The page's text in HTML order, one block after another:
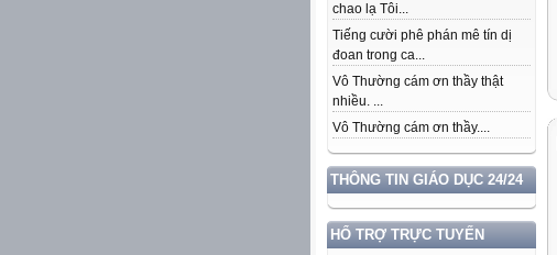
chao lạ Tôi...
Tiếng cười phê phán mê tín dị
đoan trong ca...
Vô Thường cám ơn thầy thật
nhiều. ...
Vô Thường cám ơn thầy....
THÔNG TIN GIÁO DỤC 24/24
HỔ TRỢ TRỰC TUYẾN